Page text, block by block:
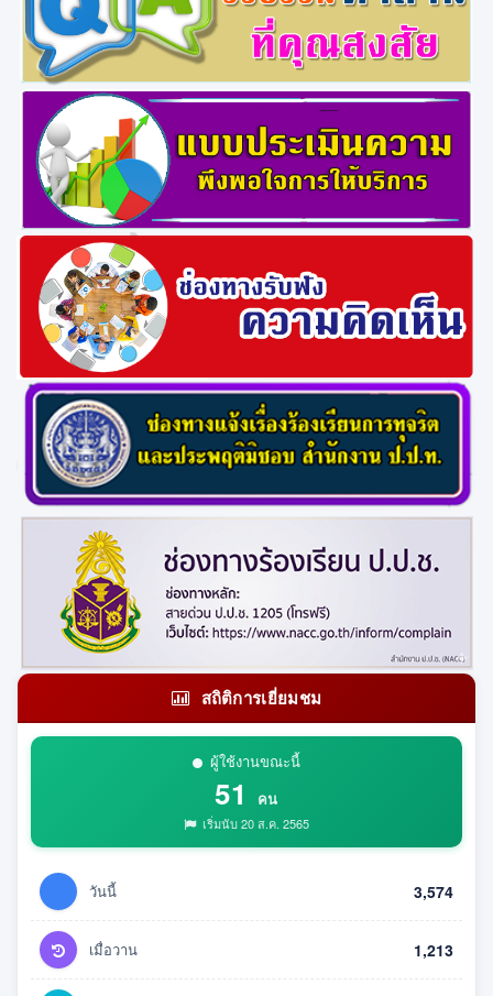
สถิติการเยี่ยมชม
ผู้ใช้งานขณะนี้
51 คน
เริ่มนับ 20 ส.ค. 2565
วันนี้ 3,574
เมื่อวาน 1,213